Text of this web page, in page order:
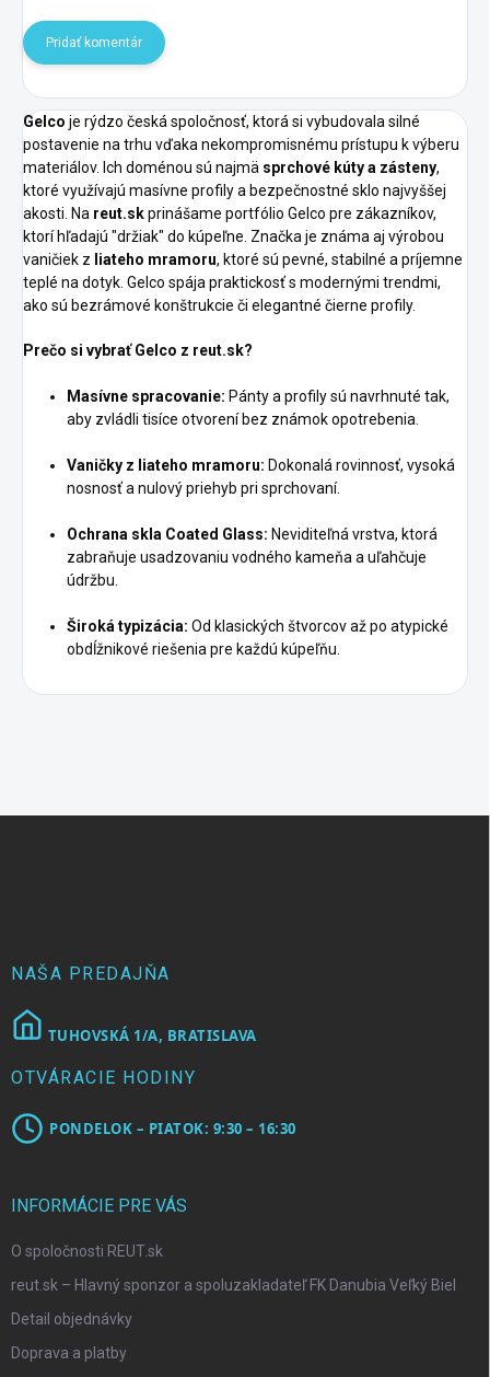
Pridať komentár
Gelco je rýdzo česká spoločnosť, ktorá si vybudovala silné
postavenie na trhu vďaka nekompromisnému prístupu k výberu
materiálov. Ich doménou sú najmä sprchové kúty a zásteny,
ktoré využívajú masívne profily a bezpečnostné sklo najvyššej
akosti. Na reut.skprinášame portfólio Gelco pre zákazníkov,
ktorí hľadajú "držiak" do kúpeľne. Značka je známa aj výrobou
vaničiek z liateho mramoru, ktoré sú pevné, stabilné a príjemne
teplé na dotyk. Gelco spája praktickosť s modernými trendmi,
ako sú bezrámové konštrukcie či elegantné čierne profily.
Prečo si vybrať Gelco z reut.sk?
Masívne spracovanie: Pánty a profily sú navrhnuté tak,
aby zvládli tisíce otvorení bez známok opotrebenia.
Vaničky z liateho mramoru: Dokonalá rovinnosť, vysoká
nosnosť a nulový priehyb pri sprchovaní.
Ochrana skla Coated Glass: Neviditeľná vrstva, ktorá
zabraňuje usadzovaniu vodného kameňa a uľahčuje
údržbu.
Široká typizácia: Od klasických štvorcov až po atypické
obdĺžnikové riešenia pre každú kúpeľňu.
NAŠA PREDAJŇA
TUHOVSKÁ 1/A, BRATISLAVA
OTVÁRACIE HODINY
PONDELOK – PIATOK: 9:30 – 16:30
INFORMÁCIE PRE VÁS
O spoločnosti REUT.sk
reut.sk – Hlavný sponzor a spoluzakladateľ FK Danubia Veľký Biel
Detail objednávky
Doprava a platby